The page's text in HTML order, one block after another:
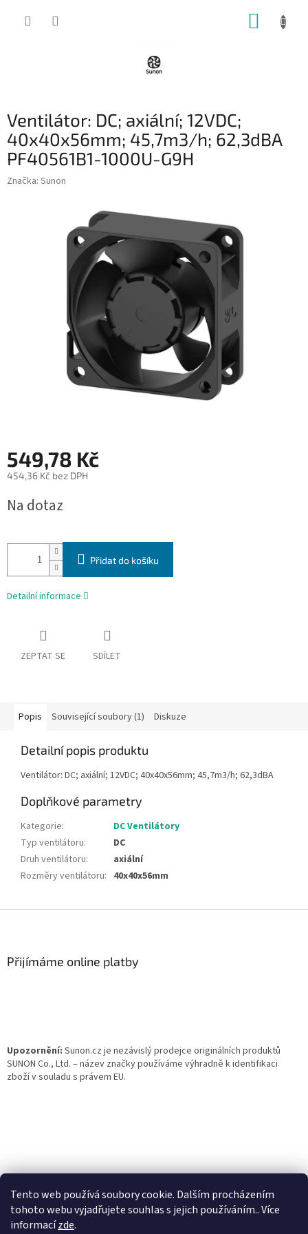
Tento web používá soubory cookie. Dalším procházením
tohoto webu vyjadřujete souhlas s jejich používáním.. Více
informacízde.
Ventilátor: DC; axiální; 12VDC;
40x40x56mm; 45,7m3/h; 62,3dBA
PF40561B1-1000U-G9H
Značka: Sunon
549,78 Kč
454,36 Kč bez DPH
cena:
Na dotaz
Přidat do košíku
Detailní informace
ZEPTAT SE SDÍLET
Popis Související soubory (1) Diskuze
Detailní popis produktu
Ventilátor: DC; axiální; 12VDC; 40x40x56mm; 45,7m3/h; 62,3dBA
Doplňkové parametry
Kategorie:
DC Ventilátory
Typ ventilátoru:
DC
Druh ventilátoru:
axiální
Rozměry ventilátoru: 40x40x56mm
Přijímáme online platby
Upozornění: Sunon.cz je nezávislý prodejce originálních produktů
SUNON Co., Ltd. – název značky používáme výhradně k identifikaci
zboží v souladu s právem EU.